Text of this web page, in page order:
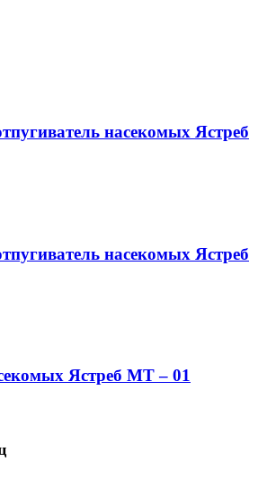
насекомых Ястреб
насекомых Ястреб
Ястреб МТ – 01